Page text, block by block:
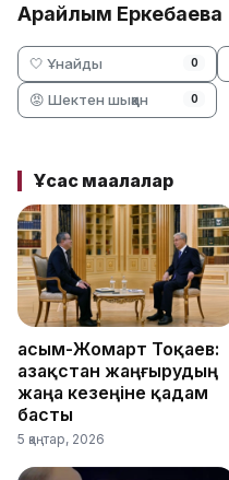
Арайлым Еркебаева
🤍 Ұнайды 0
😡 Шектен шыққан 0
Ұқсас мақалалар
Қасым-Жомарт Тоқаев:
Қазақстан жаңғырудың
жаңа кезеңіне қадам
басты
5 қаңтар, 2026